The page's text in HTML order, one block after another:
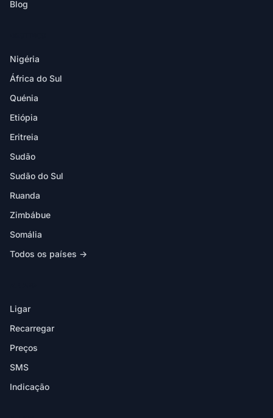
Blog
Nigéria
África do Sul
Quénia
Etiópia
Eritreia
Sudão
Sudão do Sul
Ruanda
Zimbábue
Somália
Todos os países →
Ligar
Recarregar
Preços
SMS
Indicação